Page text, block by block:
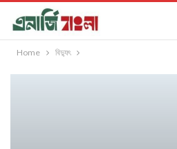
Home বিদ্যুৎ